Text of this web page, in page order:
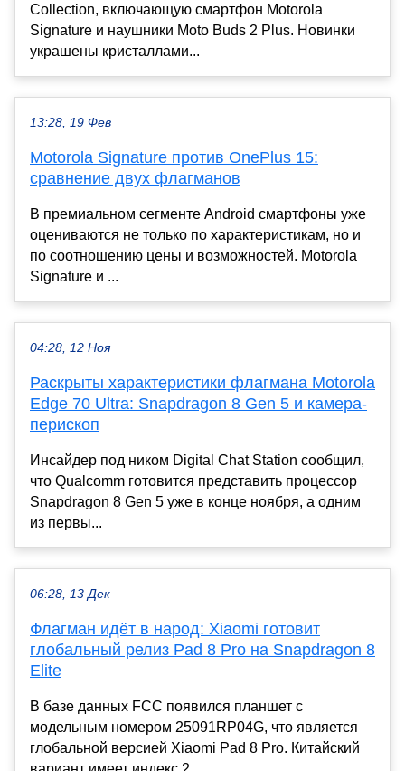
Collection, включающую смартфон Motorola
Signature и наушники Moto Buds 2 Plus. Новинки
украшены кристаллами...
13:28, 19 Фев
Motorola Signature против OnePlus 15:
сравнение двух флагманов
В премиальном сегменте Android смартфоны уже
оцениваются не только по характеристикам, но и
по соотношению цены и возможностей. Motorola
Signature и ...
04:28, 12 Ноя
Раскрыты характеристики флагмана Motorola
Edge 70 Ultra: Snapdragon 8 Gen 5 и камера-
перископ
Инсайдер под ником Digital Chat Station сообщил,
что Qualcomm готовится представить процессор
Snapdragon 8 Gen 5 уже в конце ноября, а одним
из первы...
06:28, 13 Дек
Флагман идёт в народ: Xiaomi готовит
глобальный релиз Pad 8 Pro на Snapdragon 8
Elite
В базе данных FCC появился планшет с
модельным номером 25091RP04G, что является
глобальной версией Xiaomi Pad 8 Pro. Китайский